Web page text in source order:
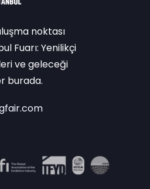
noktası
Fuarı: Yenilikçi
ve geleceği
burada.